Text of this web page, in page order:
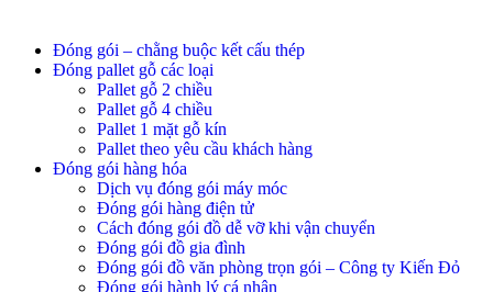
Đóng gói – chằng buộc kết cấu thép
Đóng pallet gỗ các loại
Pallet gỗ 2 chiều
Pallet gỗ 4 chiều
Pallet 1 mặt gỗ kín
Pallet theo yêu cầu khách hàng
Đóng gói hàng hóa
Dịch vụ đóng gói máy móc
Đóng gói hàng điện tử
Cách đóng gói đồ dễ vỡ khi vận chuyển
Đóng gói đồ gia đình
Đóng gói đồ văn phòng trọn gói – Công ty Kiến Đỏ
Đóng gói hành lý cá nhân